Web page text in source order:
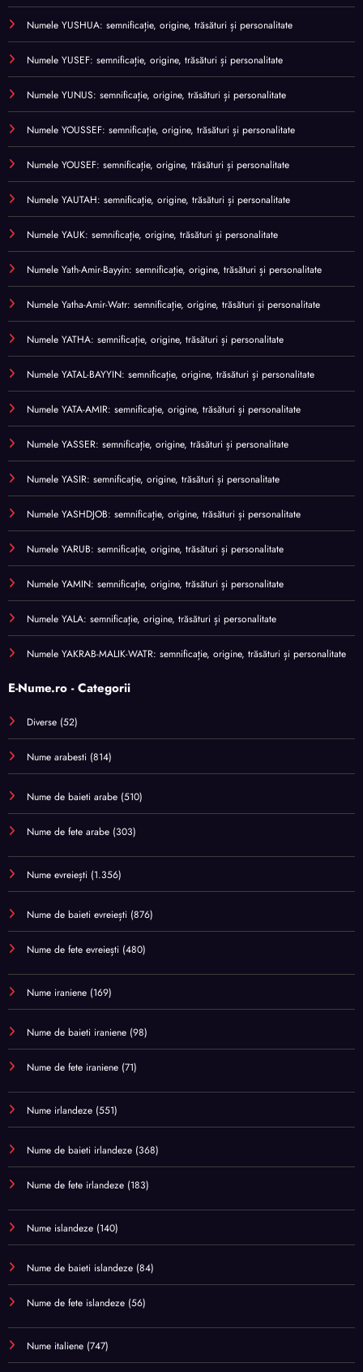
Numele YUSHUA: semnificație, origine, trăsături și personalitate
Numele YUSEF: semnificație, origine, trăsături și personalitate
Numele YUNUS: semnificație, origine, trăsături și personalitate
Numele YOUSSEF: semnificație, origine, trăsături și personalitate
Numele YOUSEF: semnificație, origine, trăsături și personalitate
Numele YAUTAH: semnificație, origine, trăsături și personalitate
Numele YAUK: semnificație, origine, trăsături și personalitate
Numele Yath-Amir-Bayyin: semnificație, origine, trăsături și personalitate
Numele Yatha-Amir-Watr: semnificație, origine, trăsături și personalitate
Numele YATHA: semnificație, origine, trăsături și personalitate
Numele YATAL-BAYYIN: semnificație, origine, trăsături și personalitate
Numele YATA-AMIR: semnificație, origine, trăsături și personalitate
Numele YASSER: semnificație, origine, trăsături și personalitate
Numele YASIR: semnificație, origine, trăsături și personalitate
Numele YASHDJOB: semnificație, origine, trăsături și personalitate
Numele YARUB: semnificație, origine, trăsături și personalitate
Numele YAMIN: semnificație, origine, trăsături și personalitate
Numele YALA: semnificație, origine, trăsături și personalitate
Numele YAKRAB-MALIK-WATR: semnificație, origine, trăsături și personalitate
E-Nume.ro - Categorii
Diverse (52)
Nume arabesti (814)
Nume de baieti arabe (510)
Nume de fete arabe (303)
Nume evreiești (1.356)
Nume de baieti evreiești (876)
Nume de fete evreiești (480)
Nume iraniene (169)
Nume de baieti iraniene (98)
Nume de fete iraniene (71)
Nume irlandeze (551)
Nume de baieti irlandeze (368)
Nume de fete irlandeze (183)
Nume islandeze (140)
Nume de baieti islandeze (84)
Nume de fete islandeze (56)
Nume italiene (747)